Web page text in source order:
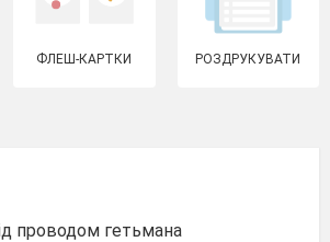
ФЛЕШ-КАРТКИ РОЗДРУКУВАТИ
проводом гетьмана